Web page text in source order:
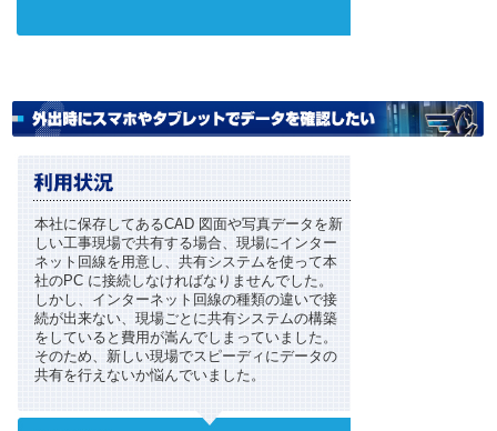
本社に保存してあるCAD 図面や写真データを新
しい工事現場で共有する場合、現場にインター
ネット回線を用意し、共有システムを使って本
社のPC に接続しなければなりませんでした。
しかし、インターネット回線の種類の違いで接
続が出来ない、現場ごとに共有システムの構築
をしていると費用が嵩んでしまっていました。
そのため、新しい現場でスピーディにデータの
共有を行えないか悩んでいました。